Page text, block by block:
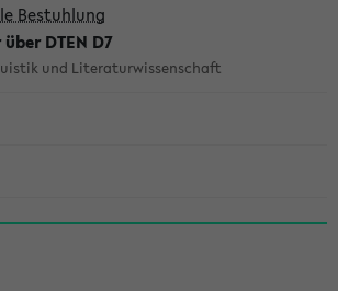
Bestuhlung
DTEN D7
und Literaturwissenschaft